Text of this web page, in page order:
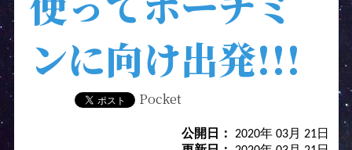
ンに向け出発!!!
Pocket
公開日：
2020年 03月 21日